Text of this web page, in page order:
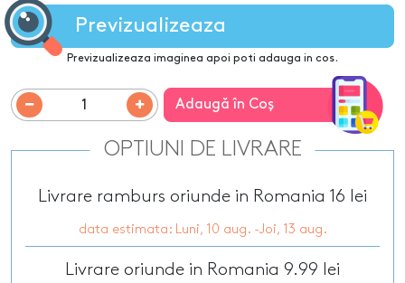
Previzualizeaza
Previzualizeaza imaginea apoi poti adauga in cos.
Adaugă în Coş
OPTIUNI DE LIVRARE
Livrare ramburs oriunde in Romania 16 lei
data estimata: Luni, 10 aug. -Joi, 13 aug.
Livrare oriunde in Romania 9.99 lei